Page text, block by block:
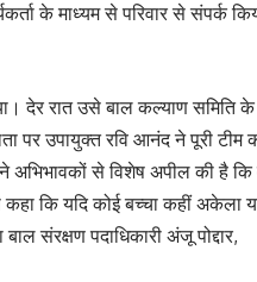
के माध्यम से परिवार से संपर्क
देर रात उसे बाल कल्याण समिति के
पर उपायुक्त रवि आनंद ने पूरी टीम
अभिभावकों से विशेष अपील की है कि
कि यदि कोई बच्चा कहीं अकेला
संरक्षण पदाधिकारी अंजू पोद्दार,